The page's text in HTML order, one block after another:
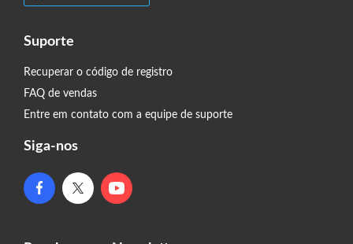
Suporte
Recuperar o código de registro
FAQ de vendas
Entre em contato com a equipe de suporte
Siga-nos